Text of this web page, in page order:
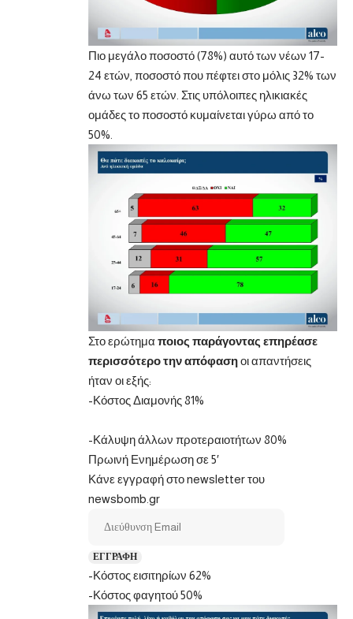
Πιο μεγάλο ποσοστό (78%) αυτό των νέων 17-
24 ετών, ποσοστό που πέφτει στο μόλις 32% των
άνω των 65 ετών. Στις υπόλοιπες ηλικιακές
ομάδες το ποσοστό κυμαίνεται γύρω από το
50%.
Στο ερώτημα ποιος παράγοντας επηρέασε
περισσότερο την απόφασηοι απαντήσεις
ήταν οι εξής:
-Κόστος Διαμονής 81%
-Κάλυψη άλλων προτεραιοτήτων 80%
Πρωινή Ενημέρωση σε 5′
Κάνε εγγραφή στο newsletter του
newsbomb.gr
ΕΓΓΡΑΦΗ
-Κόστος εισιτηρίων 62%
-Κόστος φαγητού 50%